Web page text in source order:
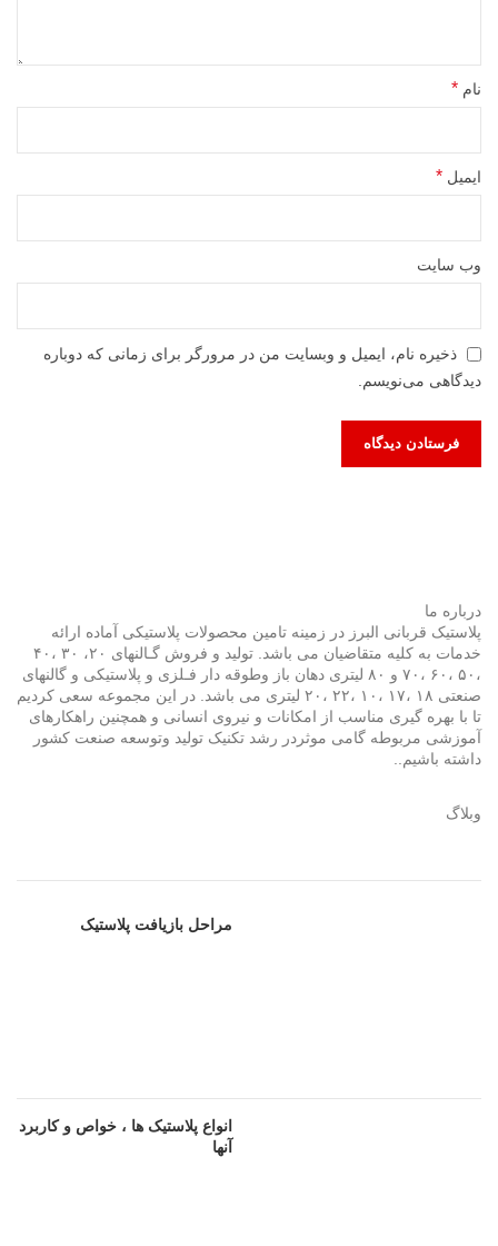
نام *
ایمیل *
وب‌ سایت
ذخیره نام، ایمیل و وبسایت من در مرورگر برای زمانی که دوباره
دیدگاهی می‌نویسم.
درباره ما
پلاستیک قربانی البرز در زمینه تامین محصولات پلاستیکی آماده ارائه
خدمات به کلیه متقاضیان می باشد. تولید و فروش گـالنهای ۲۰، ۳۰ ،۴۰
،۵۰ ،۶۰ ،۷۰ و ۸۰ لیتری دهان باز وطوقه دار فـلزی و پلاستیکی و گالنهای
صنعتی ۱۸ ،۱۷ ،۱۰ ،۲۲ ،۲۰ لیتری می باشد. در این مجموعه سعی کردیم
تا با بهره گیری مناسب از امکانات و نیروی انسانی و همچنین راهکارهای
آموزشی مربوطه گامی موثردر رشد تکنیک تولید وتوسعه صنعت کشور
داشته باشیم..
وبلاگ
مراحل بازیافت پلاستیک
انواع پلاستیک ها ، خواص و کاربرد
آنها